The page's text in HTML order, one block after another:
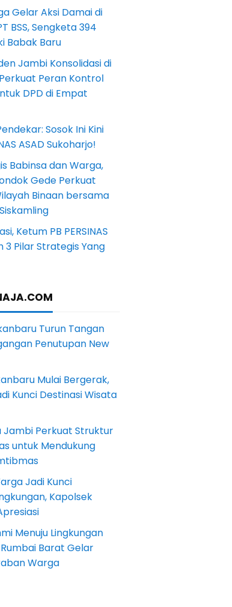
Gelar Aksi Damai di
BSS, Sengketa 394
Babak Baru
Jambi Konsolidasi di
Peran Kontrol
DPD di Empat
Sosok Ini Kini
ASAD Sukoharjo!
Babinsa dan Warga,
Gede Perkuat
Binaan bersama
Ketum PB PERSINAS
3 Pilar Strategis Yang
Turun Tangan
Penutupan New
Mulai Bergerak,
Kunci Destinasi Wisata
Jambi Perkuat Struktur
untuk Mendukung
Jadi Kunci
Kapolsek
Menuju Lingkungan
Rumbai Barat Gelar
Warga